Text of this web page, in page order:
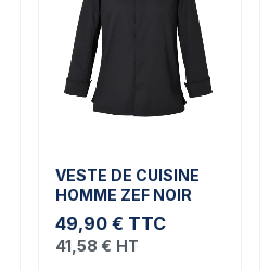
VESTE DE CUISINE
HOMME ZEF NOIR
49,90 € TTC
41,58 € HT